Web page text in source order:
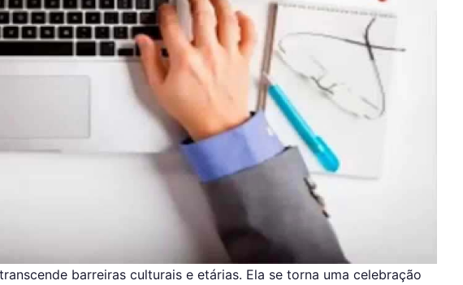
barreiras culturais e etárias. Ela se torna uma celebração